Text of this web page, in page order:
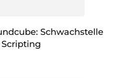
Schwachstelle